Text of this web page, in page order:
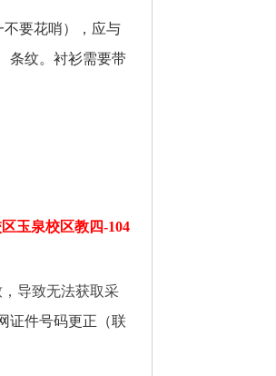
要花哨），应与
条纹。衬衫需要带
玉泉校区教四-104
导致无法获取采
证件号码更正（联